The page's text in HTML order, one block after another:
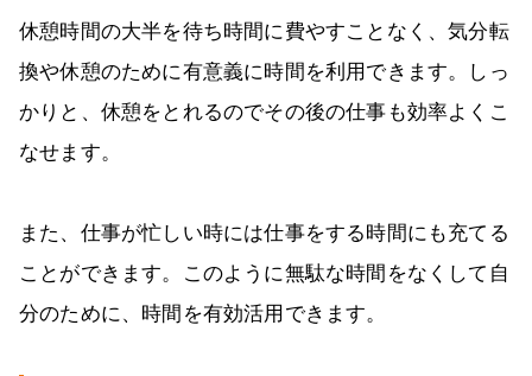
休憩時間の大半を待ち時間に費やすことなく、気分転
換や休憩のために有意義に時間を利用できます。しっ
かりと、休憩をとれるのでその後の仕事も効率よくこ
なせます。
また、仕事が忙しい時には仕事をする時間にも充てる
ことができます。このように無駄な時間をなくして自
分のために、時間を有効活用できます。